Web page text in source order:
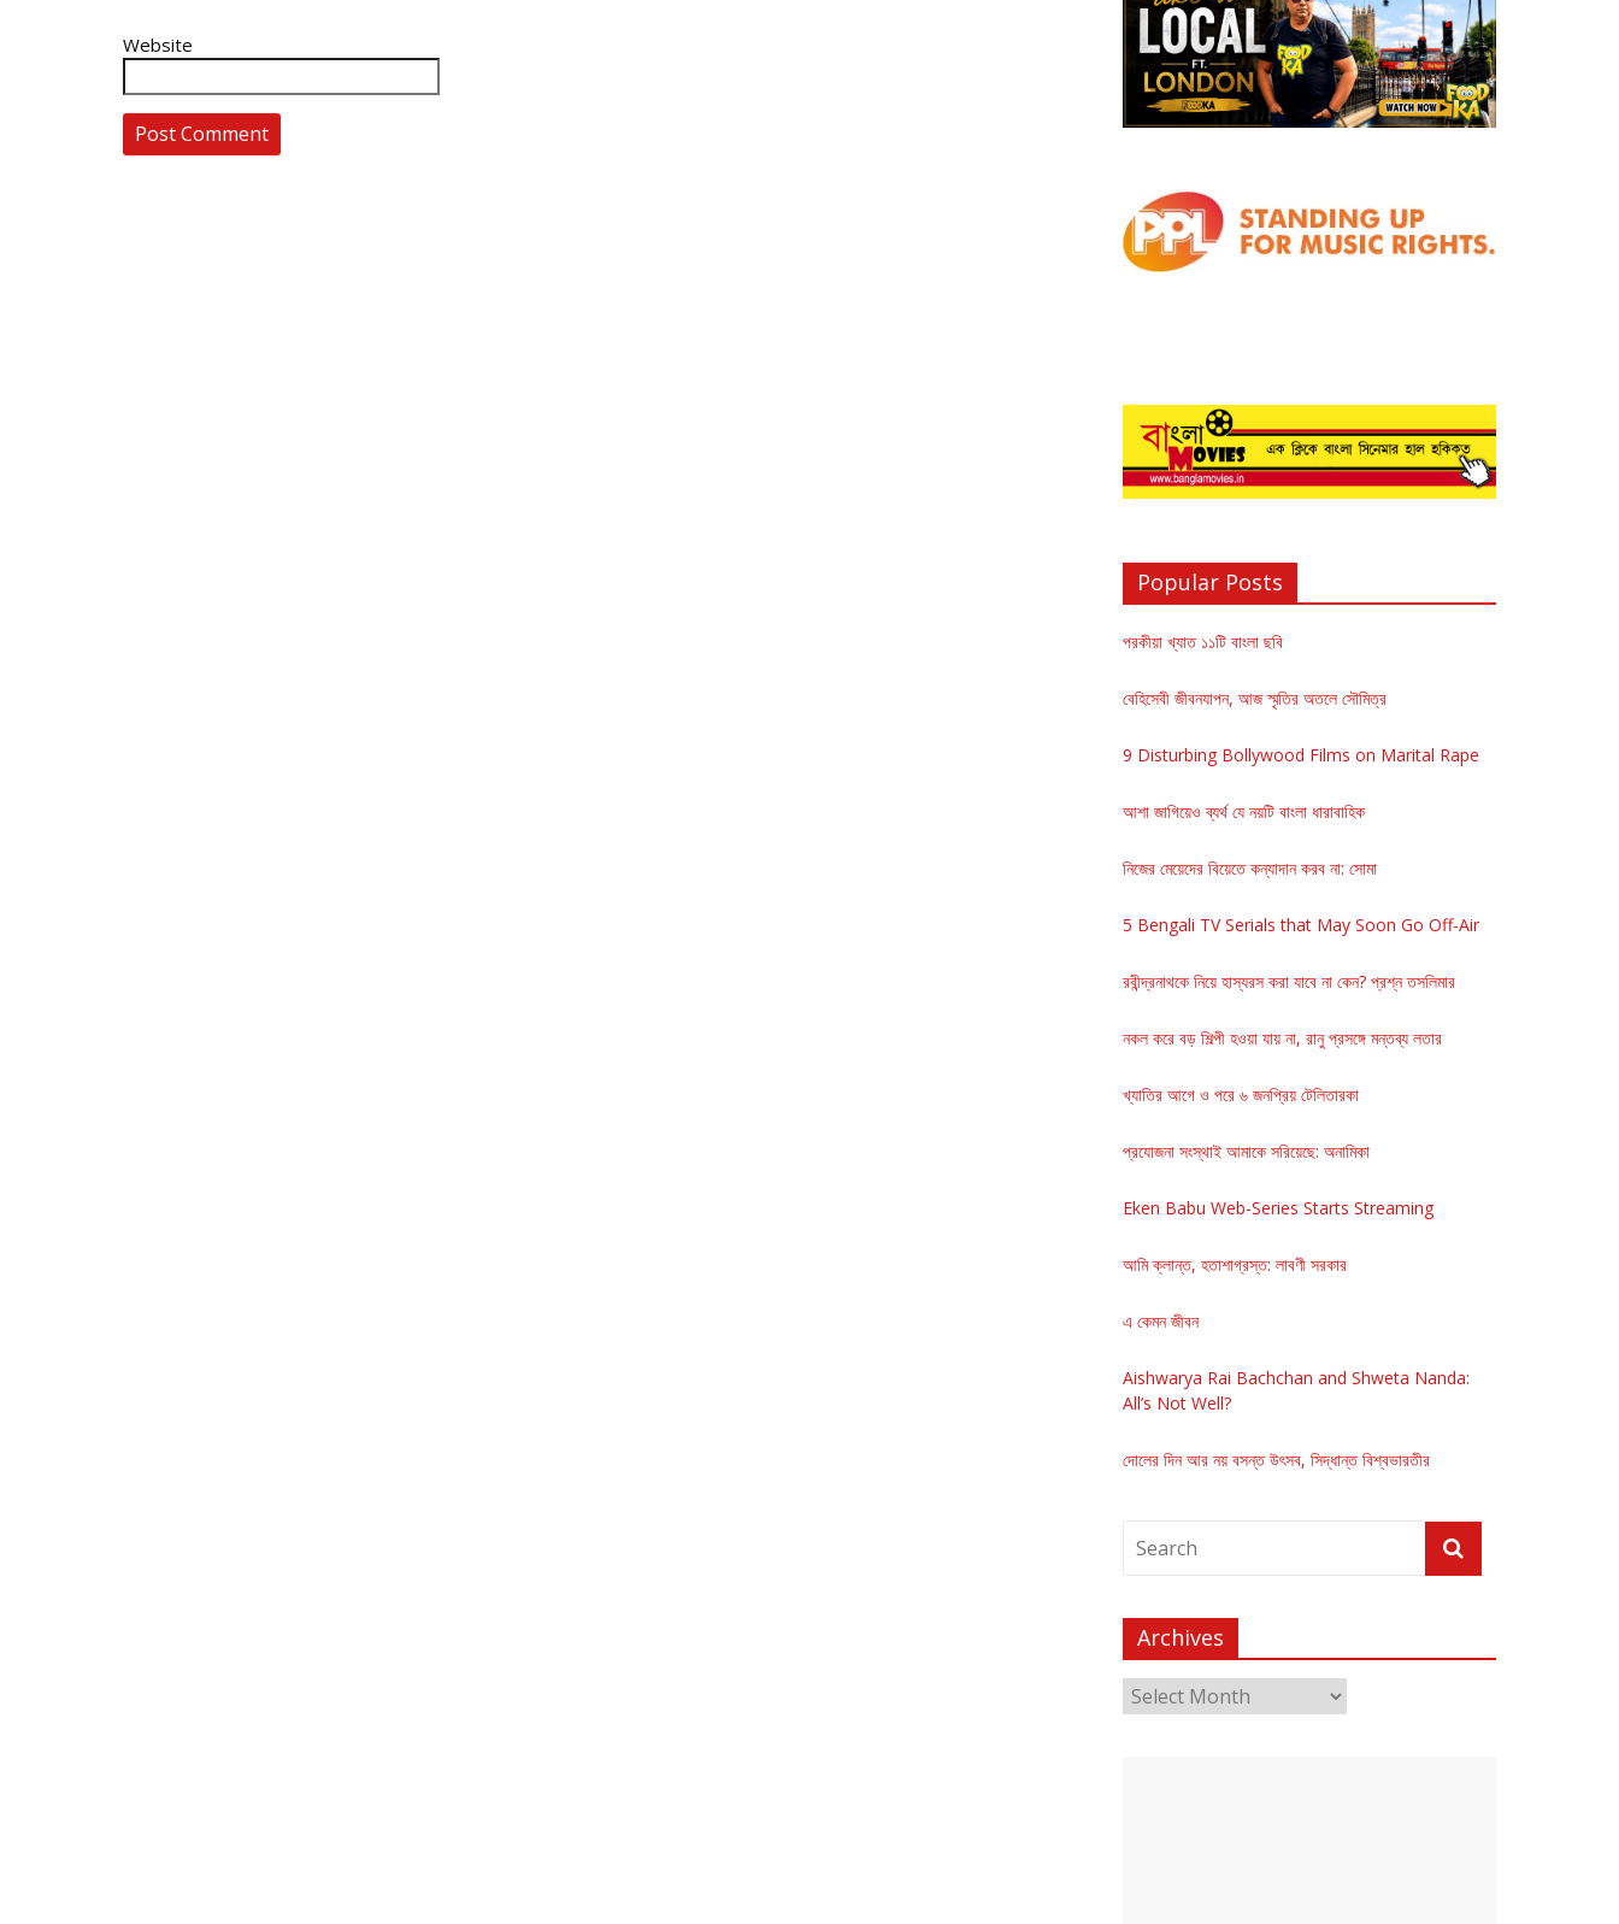
Website
Popular Posts
পরকীয়া খ্যাত ১১টি বাংলা ছবি
বেহিসেবী জীবনযাপন, আজ স্মৃতির অতলে সৌমিত্র
9 Disturbing Bollywood Films on Marital Rape
আশা জাগিয়েও ব্যর্থ যে নয়টি বাংলা ধারাবাহিক
নিজের মেয়েদের বিয়েতে কন্যাদান করব না: সোমা
5 Bengali TV Serials that May Soon Go Off-Air
রবীন্দ্রনাথকে নিয়ে হাস্যরস করা যাবে না কেন? প্রশ্ন তসলিমার
নকল করে বড় শিল্পী হওয়া যায় না, রানু প্রসঙ্গে মন্তব্য লতার
খ্যাতির আগে ও পরে ৬ জনপ্রিয় টেলিতারকা
প্রযোজনা সংস্থাই আমাকে সরিয়েছে: অনামিকা
Eken Babu Web-Series Starts Streaming
আমি ক্লান্ত, হতাশাগ্রস্ত: লাবণী সরকার
এ কেমন জীবন
Aishwarya Rai Bachchan and Shweta Nanda:
All’s Not Well?
দোলের দিন আর নয় বসন্ত উৎসব, সিদ্ধান্ত বিশ্বভারতীর
Archives